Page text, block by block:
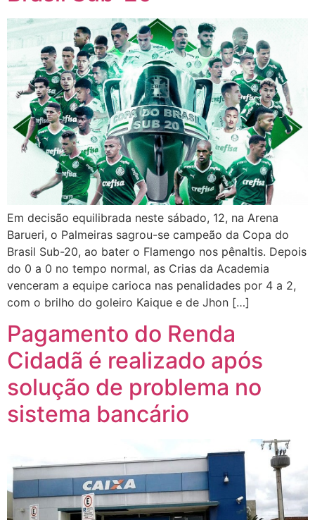
Em decisão equilibrada neste sábado, 12, na Arena
Barueri, o Palmeiras sagrou-se campeão da Copa do
Brasil Sub-20, ao bater o Flamengo nos pênaltis. Depois
do 0 a 0 no tempo normal, as Crias da Academia
venceram a equipe carioca nas penalidades por 4 a 2,
com o brilho do goleiro Kaique e de Jhon […]
Pagamento do Renda
Cidadã é realizado após
solução de problema no
sistema bancário